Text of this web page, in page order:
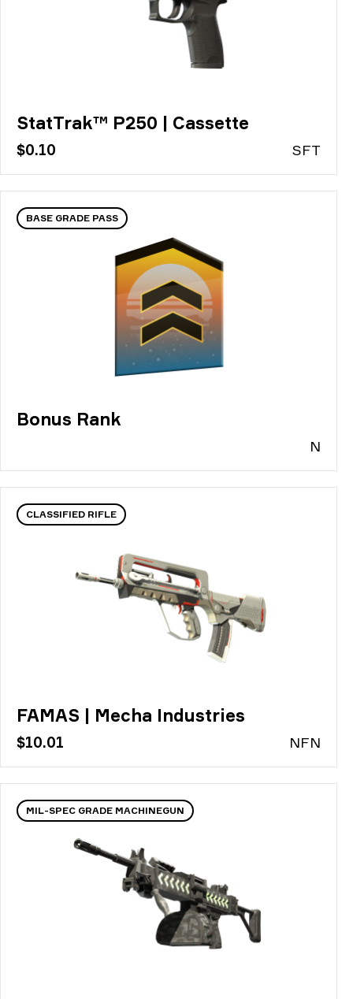
StatTrak™ P250 | Cassette
$0.10 SFT
BASE GRADE PASS
Bonus Rank
N
CLASSIFIED RIFLE
FAMAS | Mecha Industries
$10.01 NFN
MIL-SPEC GRADE MACHINEGUN